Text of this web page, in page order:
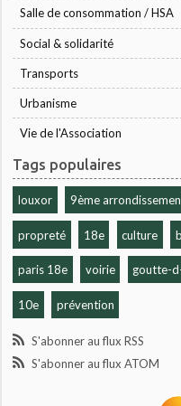
Salle de consommation / HSA
Social & solidarité
Transports
Urbanisme
Vie de l'Association
Tags populaires
louxor 9ème
propreté 18e culture
paris 18e voirie goutte-
10e prévention
S'abonner au flux RSS
S'abonner au flux ATOM